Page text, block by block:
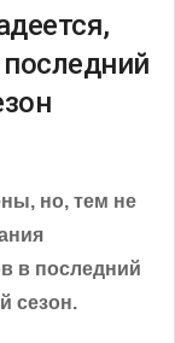
но, тем не
в последний
сезон.